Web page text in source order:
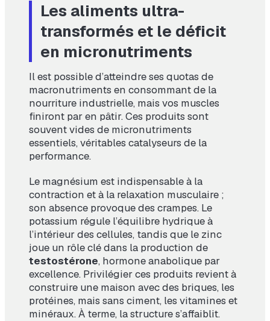
Les aliments ultra-
transformés et le déficit
en micronutriments
Il est possible d’atteindre ses quotas de
macronutriments en consommant de la
nourriture industrielle, mais vos muscles
finiront par en pâtir. Ces produits sont
souvent vides de micronutriments
essentiels, véritables catalyseurs de la
performance.
Le magnésium est indispensable à la
contraction et à la relaxation musculaire ;
son absence provoque des crampes. Le
potassium régule l’équilibre hydrique à
l’intérieur des cellules, tandis que le zinc
joue un rôle clé dans la production de
testostérone, hormone anabolique par
excellence. Privilégier ces produits revient à
construire une maison avec des briques, les
protéines, mais sans ciment, les vitamines et
minéraux. À terme, la structure s’affaiblit.